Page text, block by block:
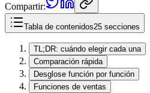
Compartir:
Tabla de contenidos25 secciones
TL;DR: cuándo elegir cada una
Comparación rápida
Desglose función por función
Funciones de ventas